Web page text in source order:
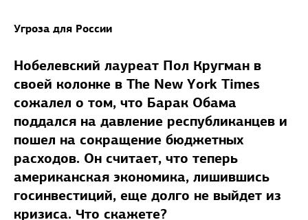
Угроза для России
Нобелевский лауреат Пол Кругман в
своей колонке в The New York Times
сожалел о том, что Барак Обама
поддался на давление республиканцев и
пошел на сокращение бюджетных
расходов. Он считает, что теперь
американская экономика, лишившись
госинвестиций, еще долго не выйдет из
кризиса. Что скажете?